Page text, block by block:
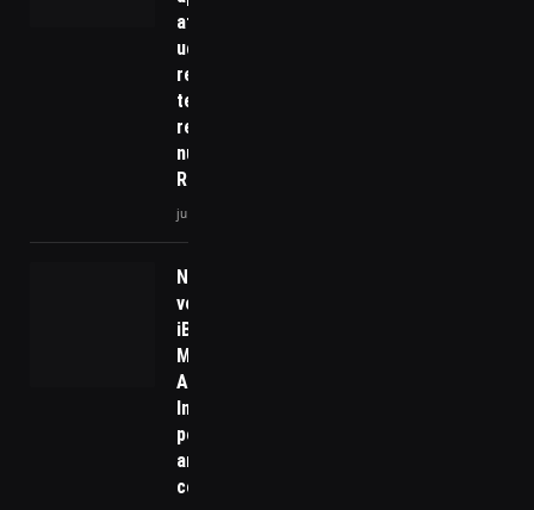
ataque
ucraniano
reacender
temor de
resposta
nuclear da
Rússia
junho 5, 2025
Non Stop
vence Prêmio
iBest como
Melhor
Agência de
Influenciadores
pelo terceiro
ano
consecutivo